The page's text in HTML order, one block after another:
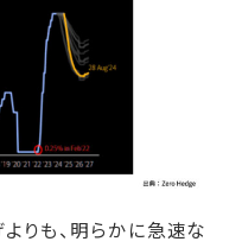
りも、明らかに急速な